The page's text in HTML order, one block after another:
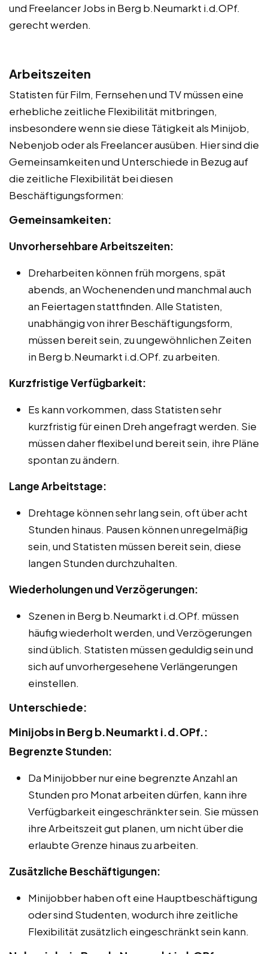
und Freelancer Jobs in Berg b.Neumarkt i.d.OPf.
gerecht werden.
Arbeitszeiten
Statisten für Film, Fernsehen und TV müssen eine
erhebliche zeitliche Flexibilität mitbringen,
insbesondere wenn sie diese Tätigkeit als Minijob,
Nebenjob oder als Freelancer ausüben. Hier sind die
Gemeinsamkeiten und Unterschiede in Bezug auf
die zeitliche Flexibilität bei diesen
Beschäftigungsformen:
Gemeinsamkeiten:
Unvorhersehbare Arbeitszeiten:
Dreharbeiten können früh morgens, spät
abends, an Wochenenden und manchmal auch
an Feiertagen stattfinden. Alle Statisten,
unabhängig von ihrer Beschäftigungsform,
müssen bereit sein, zu ungewöhnlichen Zeiten
in Berg b.Neumarkt i.d.OPf. zu arbeiten.
Kurzfristige Verfügbarkeit:
Es kann vorkommen, dass Statisten sehr
kurzfristig für einen Dreh angefragt werden. Sie
müssen daher flexibel und bereit sein, ihre Pläne
spontan zu ändern.
Lange Arbeitstage:
Drehtage können sehr lang sein, oft über acht
Stunden hinaus. Pausen können unregelmäßig
sein, und Statisten müssen bereit sein, diese
langen Stunden durchzuhalten.
Wiederholungen und Verzögerungen:
Szenen in Berg b.Neumarkt i.d.OPf. müssen
häufig wiederholt werden, und Verzögerungen
sind üblich. Statisten müssen geduldig sein und
sich auf unvorhergesehene Verlängerungen
einstellen.
Unterschiede:
Minijobs in Berg b.Neumarkt i.d.OPf.:
Begrenzte Stunden:
Da Minijobber nur eine begrenzte Anzahl an
Stunden pro Monat arbeiten dürfen, kann ihre
Verfügbarkeit eingeschränkter sein. Sie müssen
ihre Arbeitszeit gut planen, um nicht über die
erlaubte Grenze hinaus zu arbeiten.
Zusätzliche Beschäftigungen:
Minijobber haben oft eine Hauptbeschäftigung
oder sind Studenten, wodurch ihre zeitliche
Flexibilität zusätzlich eingeschränkt sein kann.